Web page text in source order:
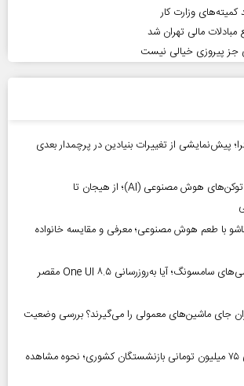
وزارت کار
مالی تهران شد
جز پیروزی خیالی نیست
اس ۲۷ اولترا؛ پیش‌نمایشی از تغییرات بنیادین در پرچمدار بعدی
رشد خیره‌کننده بازار توکن‌های هوش مصنوعی (AI)؛ از هیجان تا
با طعم هوش مصنوعی؛ معرفی و مقایسه خانواده
بحران باتری در گوشی‌های سامسونگ؛ آیا به‌روزرسانی One UI ۸.۵ مقصر
جای ماشین‌های معمولی را می‌گیرند؟ بررسی وضعیت
استعلام وام ضروری ۷۵ میلیون تومانی بازنشستگان کشوری؛ نحوه مشاهده